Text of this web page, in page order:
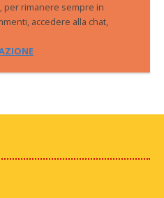
per rimanere sempre in
accedere alla chat,